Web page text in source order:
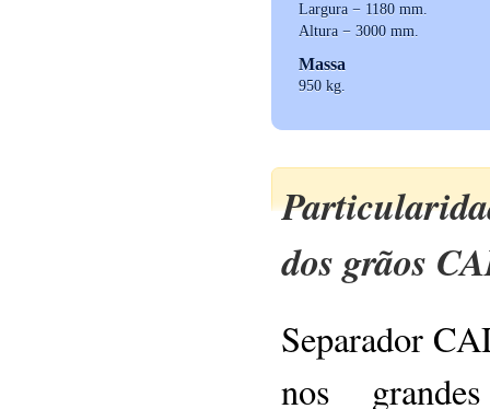
Largura − 1180 mm.
Altura − 3000 mm.
Massa
950 kg.
dos grãos
Separador
nos